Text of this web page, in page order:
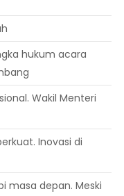
hukum acara
Wakil Menteri
Inovasi di
depan. Meski